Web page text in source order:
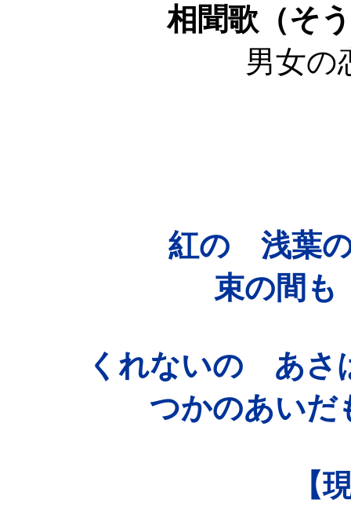
相聞歌（そ
男女の
紅の 浅葉
束の間
くれないの あさ
つかのあい
【